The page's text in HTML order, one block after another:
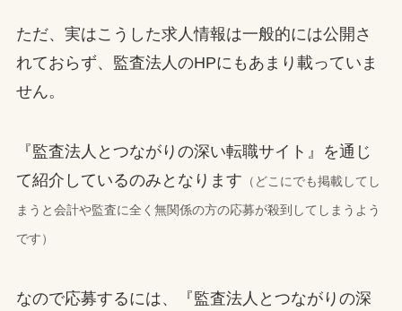
ただ、実はこうした求人情報は一般的には公開さ
れておらず、監査法人のHPにもあまり載っていま
せん。
『監査法人とつながりの深い転職サイト』を通じ
て紹介しているのみとなります （どこにでも掲載してし
まうと会計や監査に全く無関係の方の応募が殺到してしまうよう
です）
なので応募するには、『監査法人とつながりの深